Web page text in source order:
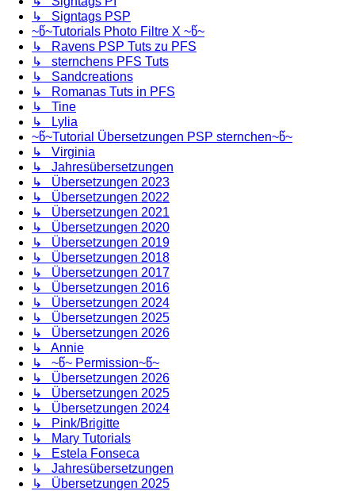
↳ Signtags PSP
~წ~Tutorials Photo Filtre X ~წ~
↳ Ravens PSP Tuts zu PFS
↳ sternchens PFS Tuts
↳ Sandcreations
↳ Romanas Tuts in PFS
↳ Tine
↳ Lylia
~წ~Tutorial Übersetzungen PSP sternchen~წ~
↳ Virginia
↳ Jahresübersetzungen
↳ Übersetzungen 2023
↳ Übersetzungen 2022
↳ Übersetzungen 2021
↳ Übersetzungen 2020
↳ Übersetzungen 2019
↳ Übersetzungen 2018
↳ Übersetzungen 2017
↳ Übersetzungen 2016
↳ Übersetzungen 2024
↳ Übersetzungen 2025
↳ Übersetzungen 2026
↳ Annie
↳ ~წ~ Permission~წ~
↳ Übersetzungen 2026
↳ Übersetzungen 2025
↳ Übersetzungen 2024
↳ Pink/Brigitte
↳ Mary Tutorials
↳ Estela Fonseca
↳ Jahresübersetzungen
↳ Übersetzungen 2025